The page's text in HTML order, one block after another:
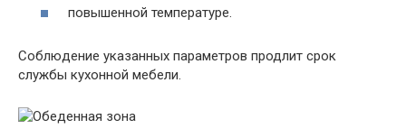
повышенной температуре.
Соблюдение указанных параметров продлит срок
службы кухонной мебели.